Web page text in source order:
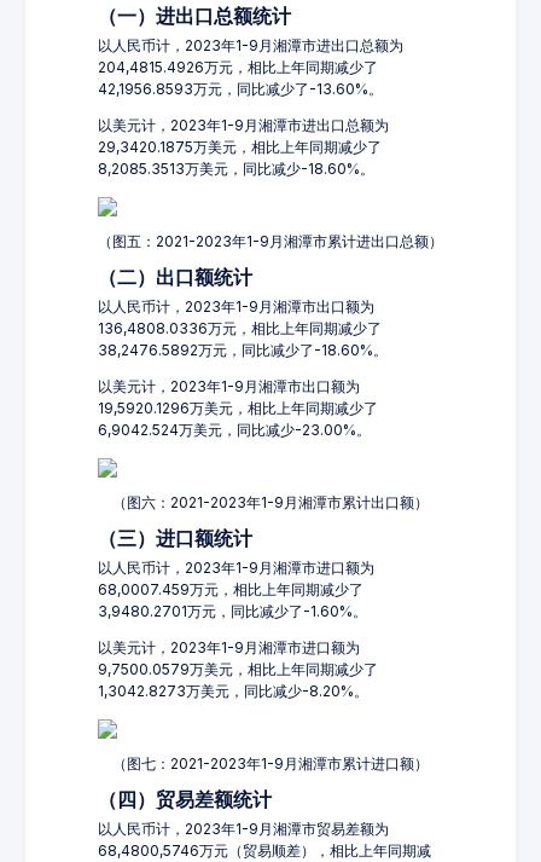
（一）进出口总额统计
以人民币计，2023年1-9月湘潭市进出口总额为
204,4815.4926万元，相比上年同期减少了
42,1956.8593万元，同比减少了-13.60%。
以美元计，2023年1-9月湘潭市进出口总额为
29,3420.1875万美元，相比上年同期减少了
8,2085.3513万美元，同比减少-18.60%。
（图五：2021-2023年1-9月湘潭市累计进出口总额）
（二）出口额统计
以人民币计，2023年1-9月湘潭市出口额为
136,4808.0336万元，相比上年同期减少了
38,2476.5892万元，同比减少了-18.60%。
以美元计，2023年1-9月湘潭市出口额为
19,5920.1296万美元，相比上年同期减少了
6,9042.524万美元，同比减少-23.00%。
（图六：2021-2023年1-9月湘潭市累计出口额）
（三）进口额统计
以人民币计，2023年1-9月湘潭市进口额为
68,0007.459万元，相比上年同期减少了
3,9480.2701万元，同比减少了-1.60%。
以美元计，2023年1-9月湘潭市进口额为
9,7500.0579万美元，相比上年同期减少了
1,3042.8273万美元，同比减少-8.20%。
（图七：2021-2023年1-9月湘潭市累计进口额）
（四）贸易差额统计
以人民币计，2023年1-9月湘潭市贸易差额为
68,4800,5746万元（贸易顺差），相比上年同期减